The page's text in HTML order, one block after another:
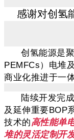
感谢对创氢
创氢能源是聚
PEMFCs）电堆
商业化推进于一
陆续开发完
及延伸重要BOP
技术的高性能单
堆的灵活定制开